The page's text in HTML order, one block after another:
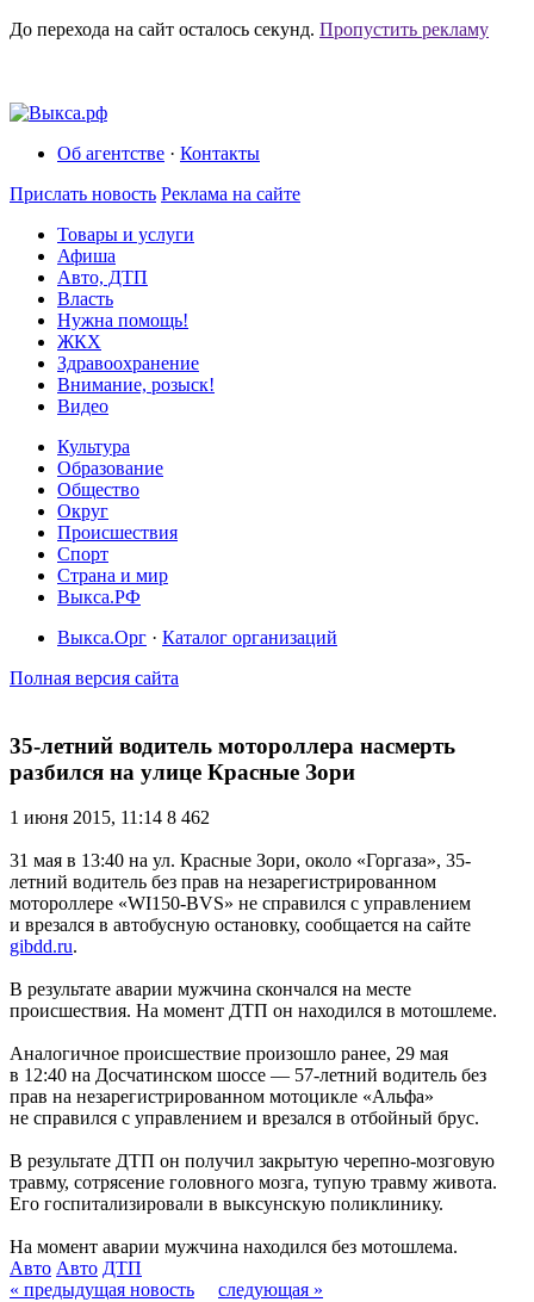
До перехода на сайт осталось секунд. Пропустить рекламу
Об агентстве · Контакты
Прислать новость Реклама на сайте
Товары и услуги
Афиша
Авто, ДТП
Власть
Нужна помощь!
ЖКХ
Здравоохранение
Внимание, розыск!
Видео
Культура
Образование
Общество
Округ
Происшествия
Спорт
Страна и мир
Выкса.РФ
Выкса.Орг · Каталог организаций
Полная версия сайта
35-летний водитель мотороллера насмерть
разбился на улице Красные Зори
1 июня 2015, 11:14 8 462
31 мая в 13:40 на ул. Красные Зори, около «Горгаза», 35-
летний водитель без прав на незарегистрированном
мотороллере «WI150-BVS» не справился с управлением
и врезался в автобусную остановку, сообщается на сайте
gibdd.ru.
В результате аварии мужчина скончался на месте
происшествия. На момент ДТП он находился в мотошлеме.
Аналогичное происшествие произошло ранее, 29 мая
в 12:40 на Досчатинском шоссе — 57-летний водитель без
прав на незарегистрированном мотоцикле «Альфа»
не справился с управлением и врезался в отбойный брус.
В результате ДТП он получил закрытую черепно-мозговую
травму, сотрясение головного мозга, тупую травму живота.
Его госпитализировали в выксунскую поликлинику.
На момент аварии мужчина находился без мотошлема.
Авто Авто ДТП
« предыдущая новость
следующая »